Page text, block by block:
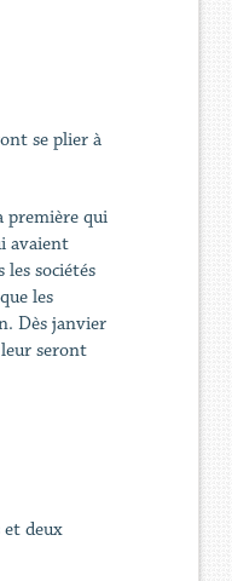
se plier à
première qui
avaient
sociétés
les
Dès janvier
seront
deux